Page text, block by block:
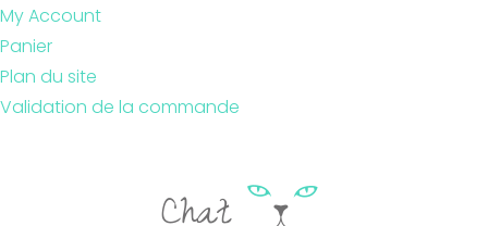
My Account
Panier
Plan du site
Validation de la commande